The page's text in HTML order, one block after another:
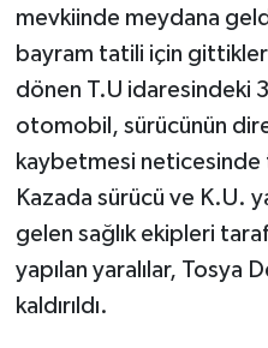
mevkiinde meydana
bayram tatili için
dönen T.U idaresindeki
otomobil, sürücünün
kaybetmesi
Kazada sürücü ve K.U.
gelen sağlık ekipleri
yapılan yaralılar, Tosya
kaldırıldı.